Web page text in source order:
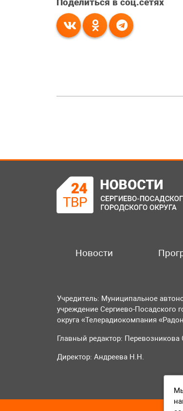
Поделиться в соц.сетях
Новости
Учредитель: Муниципальное
учреждение Сергиево-Посадского
округа «Телерадиокомпания
Главный редактор: Перевозникова
Директор: Андреева Н.Н.